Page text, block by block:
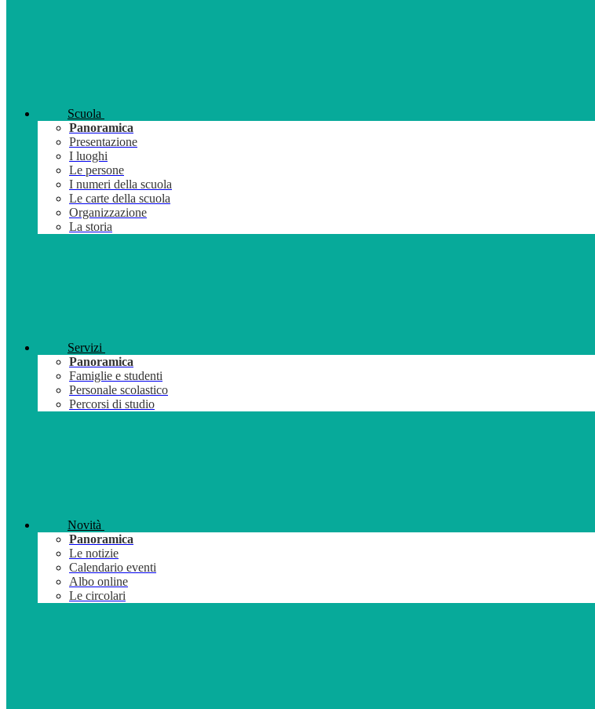
Scuola
Panoramica
Presentazione
I luoghi
Le persone
I numeri della scuola
Le carte della scuola
Organizzazione
La storia
Servizi
Panoramica
Famiglie e studenti
Personale scolastico
Percorsi di studio
Novità
Panoramica
Le notizie
Calendario eventi
Albo online
Le circolari